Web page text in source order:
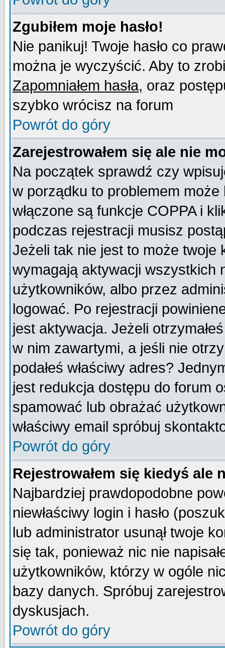
Zgubiłem moje hasło!
Nie panikuj! Twoje hasło co
można je wyczyścić. Aby to
Zapomniałem hasła, oraz
szybko wrócisz na forum
Powrót do góry
Zarejestrowałem się ale nie
Na początek sprawdź czy
w porządku to problemem
włączone są funkcje COPPA i
podczas rejestracji musisz
Jeżeli tak nie jest to może twoje
wymagają aktywacji wszystkich
użytkowników, albo przez
logować. Po rejestracji
jest aktywacja. Jeżeli
w nim zawartymi, a jeśli nie
podałeś właściwy adres?
jest redukcja dostępu do forum
spamować lub obrażać
właściwy email spróbuj
Powrót do góry
Rejestrowałem się kiedyś ale
Najbardziej prawdopodobne
niewłaściwy login i hasło
lub administrator usunął twoje
się tak, ponieważ nic nie
użytkowników, którzy w ogóle
bazy danych. Spróbuj
dyskusjach.
Powrót do góry